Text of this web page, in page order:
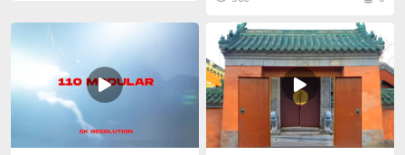
nematic Sound Effect